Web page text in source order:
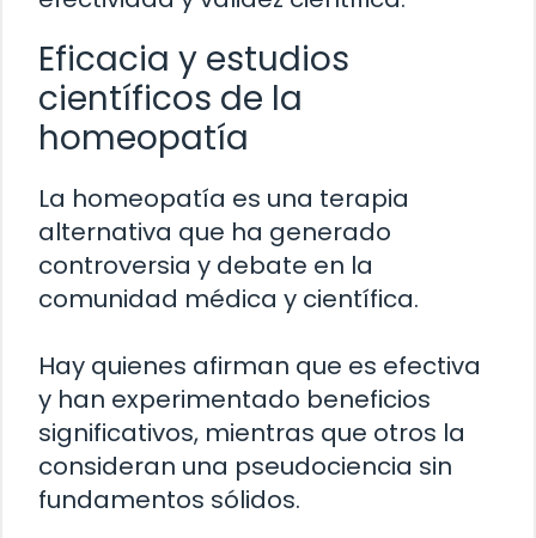
Eficacia y estudios
científicos de la
homeopatía
La homeopatía es una terapia
alternativa que ha generado
controversia y debate en la
comunidad médica y científica.
Hay quienes afirman que es efectiva
y han experimentado beneficios
significativos, mientras que otros la
consideran una pseudociencia sin
fundamentos sólidos.